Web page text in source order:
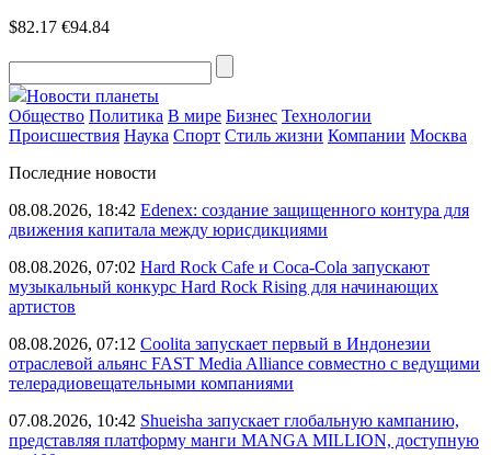
$82.17 €94.84
Новости планеты
Общество Политика В мире Бизнес Технологии
Происшествия Наука Спорт Стиль жизни Компании Москва
Последние новости
08.08.2026, 18:42 Edenex: создание защищенного контура для
движения капитала между юрисдикциями
08.08.2026, 07:02 Hard Rock Cafe и Coca-Cola запускают
музыкальный конкурс Hard Rock Rising для начинающих
артистов
08.08.2026, 07:12 Coolita запускает первый в Индонезии
отраслевой альянс FAST Media Alliance совместно с ведущими
телерадиовещательными компаниями
07.08.2026, 10:42 Shueisha запускает глобальную кампанию,
представляя платформу манги MANGA MILLION, доступную